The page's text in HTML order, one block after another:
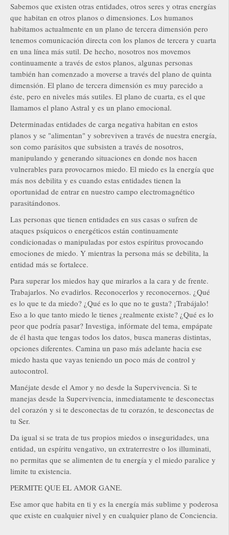
Sabemos que existen otras entidades, otros seres y otras energías
que habitan en otros planos o dimensiones. Los humanos
habitamos actualmente en un plano de tercera dimensión pero
tenemos comunicación directa con los planos de tercera y cuarta
en una línea más sutil. De hecho, nosotros nos movemos
continuamente a través de estos planos, algunas personas
también han comenzado a moverse a través del plano de quinta
dimensión. El plano de tercera dimensión es muy parecido a
éste, pero en niveles más sutiles. El plano de cuarta, es el que
llamamos el plano Astral y es un plano emocional.
Determinadas entidades de carga negativa habitan en estos
planos y se "alimentan" y sobreviven a través de nuestra energía,
son como parásitos que subsisten a través de nosotros,
manipulando y generando situaciones en donde nos hacen
vulnerables para provocarnos miedo. El miedo es la energía que
más nos debilita y es cuando estas entidades tienen la
oportunidad de entrar en nuestro campo electromagnético
parasitándonos.
Las personas que tienen entidades en sus casas o sufren de
ataques psíquicos o energéticos están continuamente
condicionadas o manipuladas por estos espíritus provocando
emociones de miedo. Y mientras la persona más se debilita, la
entidad más se fortalece.
Para superar los miedos hay que mirarlos a la cara y de frente.
Trabajarlos. No evadirlos. Reconocerlos y reconocernos. ¿Qué
es lo que te da miedo? ¿Qué es lo que no te gusta? ¡Trabájalo!
Eso a lo que tanto miedo le tienes ¿realmente existe? ¿Qué es lo
peor que podría pasar? Investiga, infórmate del tema, empápate
de él hasta que tengas todos los datos, busca maneras distintas,
opciones diferentes. Camina un paso más adelante hacia ese
miedo hasta que vayas teniendo un poco más de control y
autocontrol.
Manéjate desde el Amor y no desde la Supervivencia. Si te
manejas desde la Supervivencia, inmediatamente te desconectas
del corazón y si te desconectas de tu corazón, te desconectas de
tu Ser.
Da igual si se trata de tus propios miedos o inseguridades, una
entidad, un espíritu vengativo, un extraterrestre o los illuminati,
no permitas que se alimenten de tu energía y el miedo paralice y
limite tu existencia.
PERMITE QUE EL AMOR GANE.
Ese amor que habita en ti y es la energía más sublime y poderosa
que existe en cualquier nivel y en cualquier plano de Conciencia.